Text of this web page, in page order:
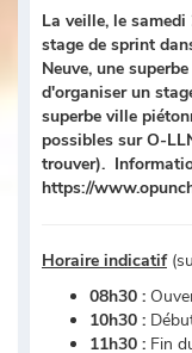
La veille, le
stage de sprint
Neuve, une
d'organiser un
superbe ville
possibles sur O-
trouver).
https://
Horaire indicatif
08h30 :
10h30 :
11h30 : Fin